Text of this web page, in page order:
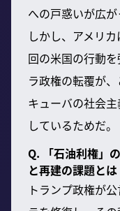
への戸惑いが広が
しかし、アメリ
回の米国の行動
ラ政権の転覆が
キューバの社会
しているためだ。
Q. 「石油利権」
と再建の課題とは
トランプ政権が